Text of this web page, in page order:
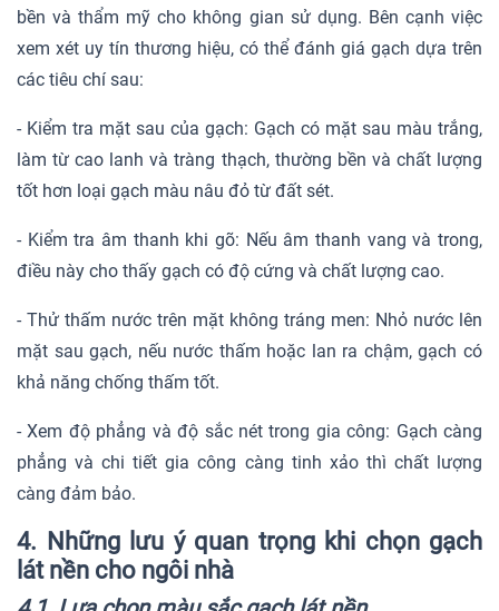
bền và thẩm mỹ cho không gian sử dụng. Bên cạnh việc
xem xét uy tín thương hiệu, có thể đánh giá gạch dựa trên
các tiêu chí sau:
- Kiểm tra mặt sau của gạch: Gạch có mặt sau màu trắng,
làm từ cao lanh và tràng thạch, thường bền và chất lượng
tốt hơn loại gạch màu nâu đỏ từ đất sét.
- Kiểm tra âm thanh khi gõ: Nếu âm thanh vang và trong,
điều này cho thấy gạch có độ cứng và chất lượng cao.
- Thử thấm nước trên mặt không tráng men: Nhỏ nước lên
mặt sau gạch, nếu nước thấm hoặc lan ra chậm, gạch có
khả năng chống thấm tốt.
- Xem độ phẳng và độ sắc nét trong gia công: Gạch càng
phẳng và chi tiết gia công càng tinh xảo thì chất lượng
càng đảm bảo.
4. Những lưu ý quan trọng khi chọn gạch
lát nền cho ngôi nhà